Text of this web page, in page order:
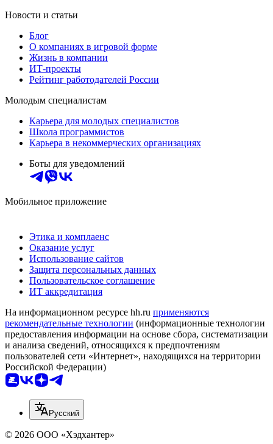
Новости и статьи
Блог
О компаниях в игровой форме
Жизнь в компании
ИТ-проекты
Рейтинг работодателей России
Молодым специалистам
Карьера для молодых специалистов
Школа программистов
Карьера в некоммерческих организациях
Боты для уведомлений
Мобильное приложение
Этика и комплаенс
Оказание услуг
Использование сайтов
Защита персональных данных
Пользовательское соглашение
ИТ аккредитация
На информационном ресурсе hh.ru применяются
рекомендательные технологии (информационные технологии
предоставления информации на основе сбора, систематизации
и анализа сведений, относящихся к предпочтениям
пользователей сети «Интернет», находящихся на территории
Российской Федерации)
Русский
© 2026 ООО «Хэдхантер»